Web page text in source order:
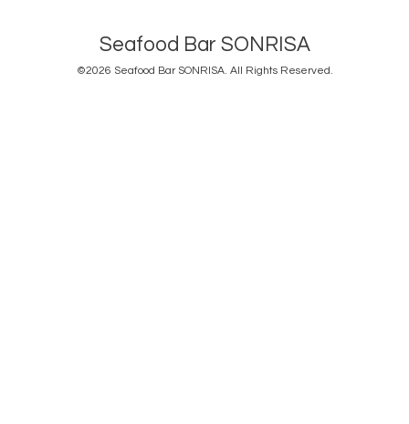
Seafood Bar SONRISA
©2026 Seafood Bar SONRISA. All Rights Reserved.